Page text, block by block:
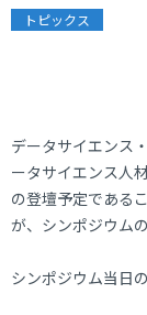
トピックス
データサイエンス
ータサイエンス人
の登壇予定である
が、シンポジウム
シンポジウム当日